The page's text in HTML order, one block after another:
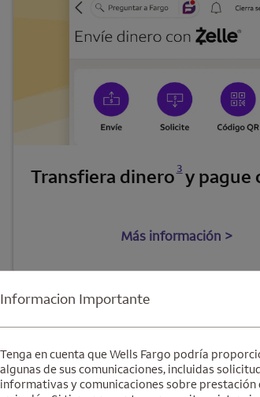
Transfiera dinero 3y pague
Más información >
Informacion Importante
Tenga en cuenta que Wells Fargo podría
algunas de sus comunicaciones, incluidas
informativas y comunicaciones sobre prestación